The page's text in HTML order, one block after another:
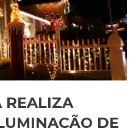
REALIZA
DE